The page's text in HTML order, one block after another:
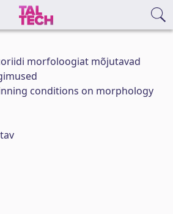
morfoloogiat mõjutavad
conditions on morphology